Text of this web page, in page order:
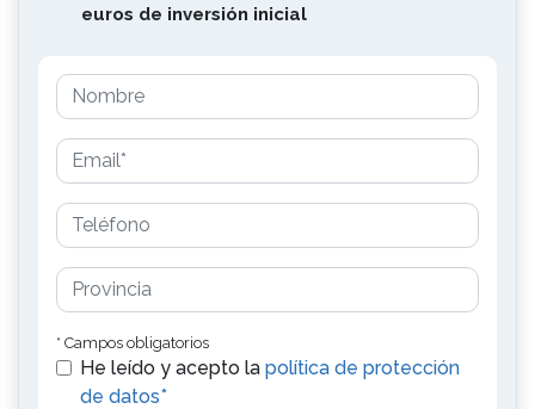
euros de inversión inicial
* Campos obligatorios
He leído y acepto la política de protección
de datos*